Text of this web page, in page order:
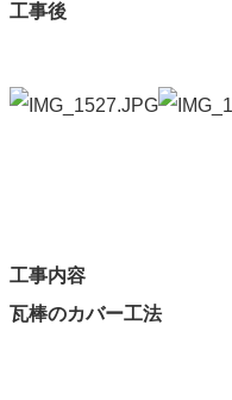
工事後
工事内容
瓦棒のカバー工法